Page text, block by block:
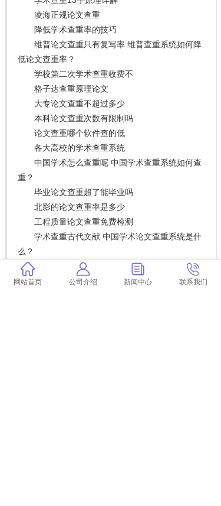
凌海正规论文查重
降低学术查重率的技巧
维普论文查重只有复写率 维普查重系统如何降
低论文查重率？
学校第二次学术查重收费不
格子达查重原理论文
大专论文查重不超过多少
本科论文查重次数有限制吗
论文查重哪个软件查的低
各大高校的学术查重系统
中国学术怎么查重呢 中国学术查重系统如何查
重？
毕业论文查重超了能毕业吗
北影的论文查重率是多少
工程质量论文查重免费检测
学术查重古代文献 中国学术论文查重系统是什
么？
学术论文系统查重 中国学术论文查重系统是什
么？
网站首页 公司介绍 新闻中心 联系我们